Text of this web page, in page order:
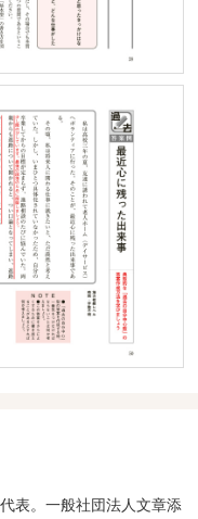
表。一般社団法人文章添